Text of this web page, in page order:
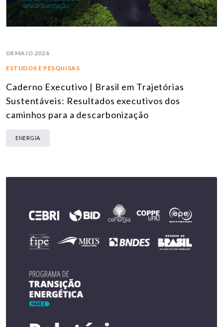
08 MAIO 2026
ESTUDOS E PESQUISAS
Caderno Executivo | Brasil em Trajetórias
Sustentáveis: Resultados executivos dos
caminhos para a descarbonização
ENERGIA